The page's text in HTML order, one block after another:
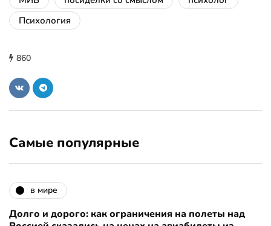
Психология
860
Самые популярные
в мире
Долго и дорого: как ограничения на полеты над